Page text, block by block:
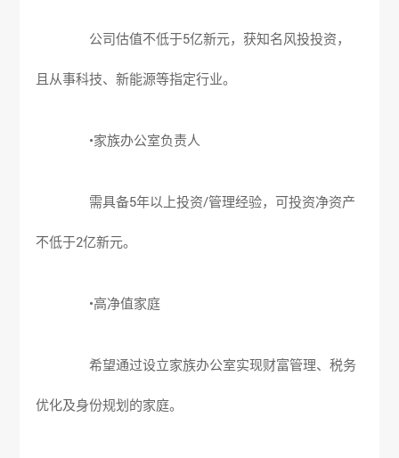
公司估值不低于5亿新元，获知名风投投资，
且从事科技、新能源等指定行业。
•家族办公室负责人
需具备5年以上投资/管理经验，可投资净资产
不低于2亿新元。
•高净值家庭
希望通过设立家族办公室实现财富管理、税务
优化及身份规划的家庭。